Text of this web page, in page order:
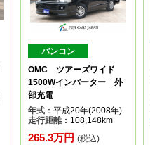
バンコン
OMC ツアーズワイド
1500Wインバーター 外
部充電
年式 ：平成20年(2008年)
走行距離：108,148km
265.3万円 (税込)